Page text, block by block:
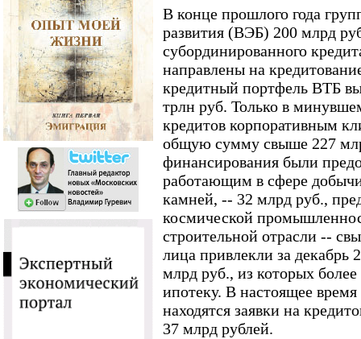
В конце прошлого года
развития (ВЭБ) 200 млрд
субординированного
направлены на
кредитный портфель ВТБ
трлн руб. Только в
кредитов корпоративным
общую сумму свыше 227
финансирования были
работающим в сфере
камней, -- 32 млрд руб.,
космической
строительной отрасли --
лица привлекли за декабрь
млрд руб., из которых
ипотеку. В настоящее
находятся заявки на
37 млрд рублей.